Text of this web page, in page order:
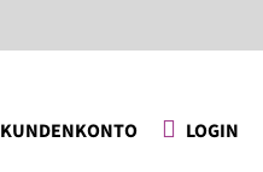
KUNDENKONTO LOGIN